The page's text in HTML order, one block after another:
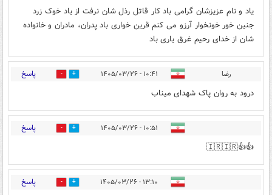
یاد و نام عزیزشان گرامی باد کار قاتل رذل شان نرفت از یاد خوک زرد
جنین خور خونخوار آرزو می کنم قرین خواری باد پدران، مادران و خانواده
شان از خدای رحیم غرق یاری باد
رضا ۱۰:۴۱ - ۱۴۰۵/۰۳/۲۶ 14 پاسخ
درود به روان پاک شهدای میناب
۱۰:۵۱ - ۱۴۰۵/۰۳/۲۶ 10 پاسخ
👍👍🇮🇷🇮🇷
۱۳:۱۰ - ۱۴۰۵/۰۳/۲۶ 5 پاسخ